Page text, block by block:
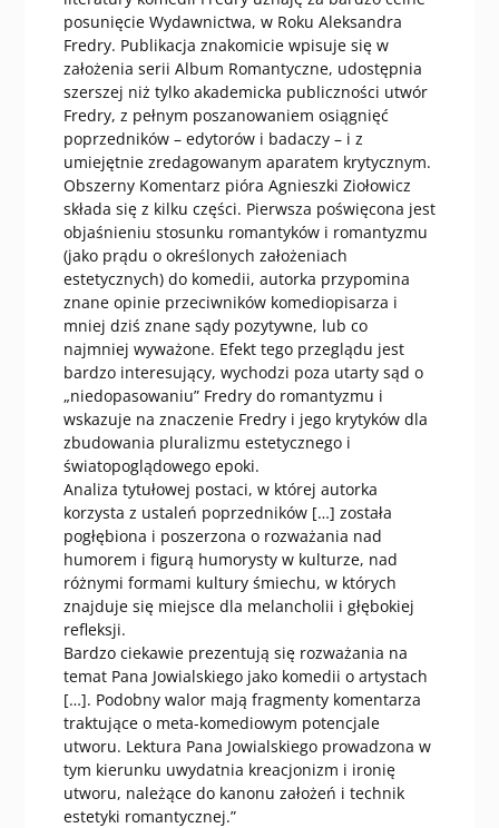
posunięcie Wydawnictwa, w Roku Aleksandra
Fredry. Publikacja znakomicie wpisuje się w
założenia serii Album Romantyczne, udostępnia
szerszej niż tylko akademicka publiczności utwór
Fredry, z pełnym poszanowaniem osiągnięć
poprzedników – edytorów i badaczy – i z
umiejętnie zredagowanym aparatem krytycznym.
Obszerny Komentarz pióra Agnieszki Ziołowicz
składa się z kilku części. Pierwsza poświęcona jest
objaśnieniu stosunku romantyków i romantyzmu
(jako prądu o określonych założeniach
estetycznych) do komedii, autorka przypomina
znane opinie przeciwników komediopisarza i
mniej dziś znane sądy pozytywne, lub co
najmniej wyważone. Efekt tego przeglądu jest
bardzo interesujący, wychodzi poza utarty sąd o
„niedopasowaniu” Fredry do romantyzmu i
wskazuje na znaczenie Fredry i jego krytyków dla
zbudowania pluralizmu estetycznego i
światopoglądowego epoki.
Analiza tytułowej postaci, w której autorka
korzysta z ustaleń poprzedników […] została
pogłębiona i poszerzona o rozważania nad
humorem i figurą humorysty w kulturze, nad
różnymi formami kultury śmiechu, w których
znajduje się miejsce dla melancholii i głębokiej
refleksji.
Bardzo ciekawie prezentują się rozważania na
temat Pana Jowialskiego jako komedii o artystach
[…]. Podobny walor mają fragmenty komentarza
traktujące o meta-komediowym potencjale
utworu. Lektura Pana Jowialskiego prowadzona w
tym kierunku uwydatnia kreacjonizm i ironię
utworu, należące do kanonu założeń i technik
estetyki romantycznej.”